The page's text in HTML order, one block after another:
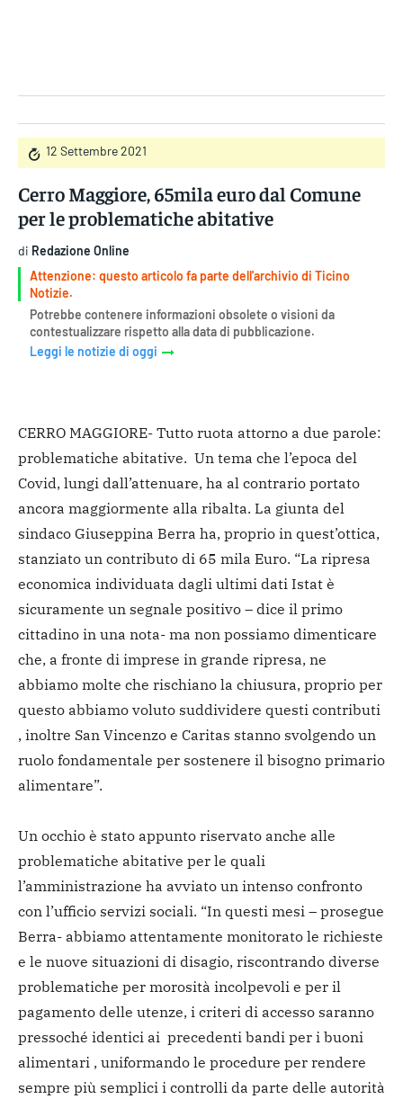
12 Settembre 2021
Cerro Maggiore, 65mila euro dal Comune
per le problematiche abitative
di Redazione Online
Attenzione: questo articolo fa parte dell'archivio di Ticino
Notizie.
Potrebbe contenere informazioni obsolete o visioni da
contestualizzare rispetto alla data di pubblicazione.
Leggi le notizie di oggi
CERRO MAGGIORE- Tutto ruota attorno a due parole:
problematiche abitative. Un tema che l’epoca del
Covid, lungi dall’attenuare, ha al contrario portato
ancora maggiormente alla ribalta. La giunta del
sindaco Giuseppina Berra ha, proprio in quest’ottica,
stanziato un contributo di 65 mila Euro. “La ripresa
economica individuata dagli ultimi dati Istat è
sicuramente un segnale positivo – dice il primo
cittadino in una nota- ma non possiamo dimenticare
che, a fronte di imprese in grande ripresa, ne
abbiamo molte che rischiano la chiusura, proprio per
questo abbiamo voluto suddividere questi contributi
, inoltre San Vincenzo e Caritas stanno svolgendo un
ruolo fondamentale per sostenere il bisogno primario
alimentare”.
Un occhio è stato appunto riservato anche alle
problematiche abitative per le quali
l’amministrazione ha avviato un intenso confronto
con l’ufficio servizi sociali. “In questi mesi – prosegue
Berra- abbiamo attentamente monitorato le richieste
e le nuove situazioni di disagio, riscontrando diverse
problematiche per morosità incolpevoli e per il
pagamento delle utenze, i criteri di accesso saranno
pressoché identici ai precedenti bandi per i buoni
alimentari , uniformando le procedure per rendere
sempre più semplici i controlli da parte delle autorità